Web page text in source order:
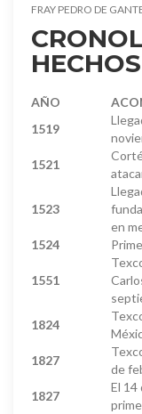
FRAY PEDRO DE
AÑO
1519
1521
1523
en
1524
1551
1824
1827
de
1827
El 14